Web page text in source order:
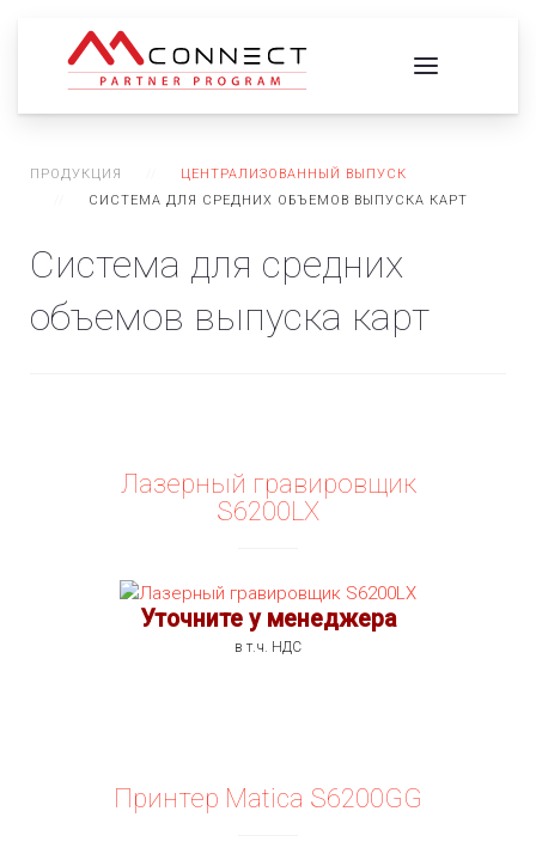
ПРОДУКЦИЯ
ЦЕНТРАЛИЗОВАННЫЙ ВЫПУСК
СИСТЕМА ДЛЯ СРЕДНИХ ОБЪЕМОВ ВЫПУСКА КАРТ
Система для средних
объемов выпуска карт
Лазерный гравировщик
S6200LX
Уточните у менеджера
в т.ч. НДС
Принтер Matica S6200GG